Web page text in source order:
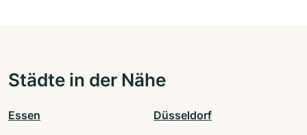
Städte in der Nähe
Essen Düsseldorf